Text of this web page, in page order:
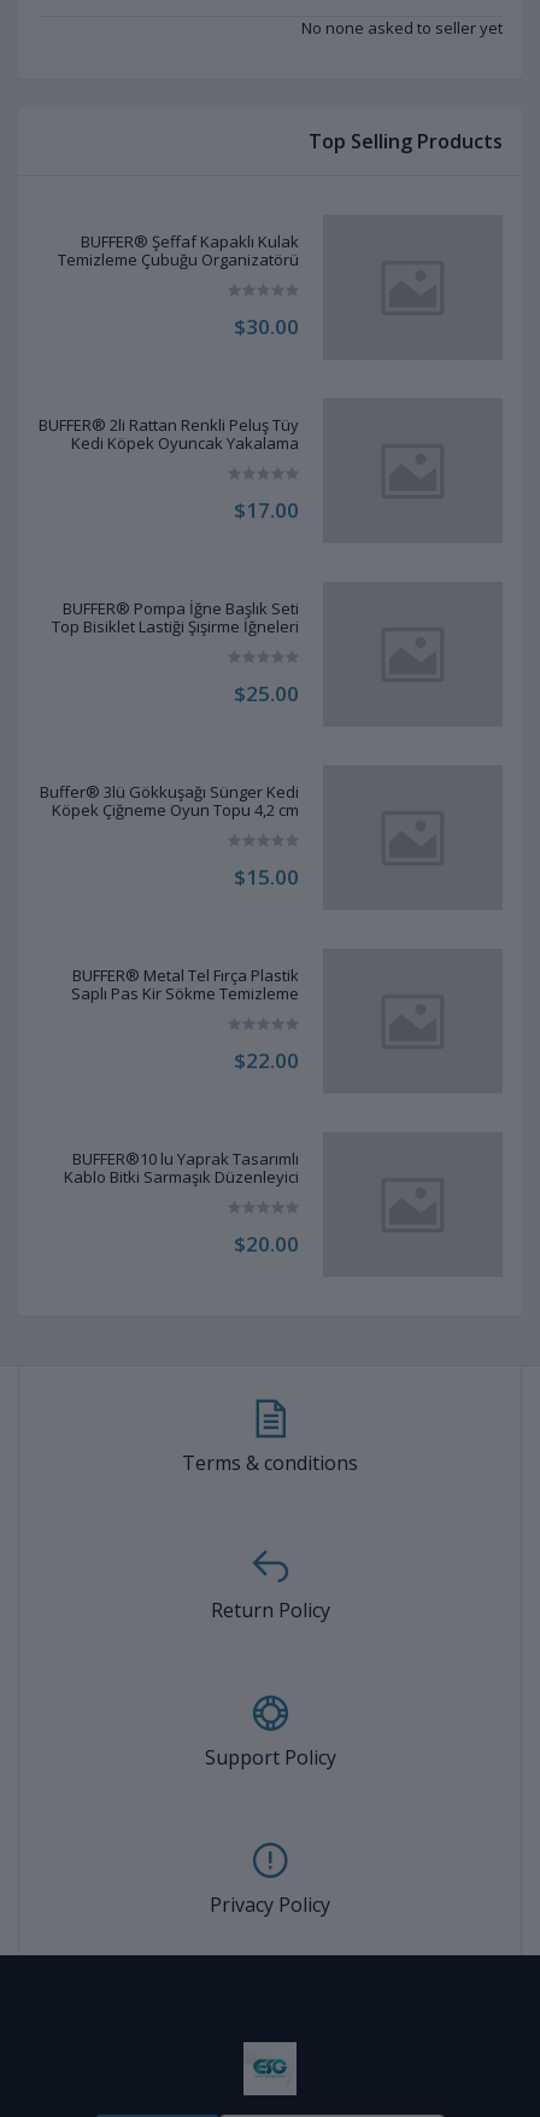
Top Selling Products
BUFFER® Şeffaf Kapaklı Kulak
Temizleme Çubuğu Organizatörü
$30.00
BUFFER® 2li Rattan Renkli Peluş Tüy
Kedi Köpek Oyuncak Yakalama
$17.00
BUFFER® Pompa İğne Başlık Seti
Top Bisiklet Lastiği Şişirme İğneleri
$25.00
Buffer® 3lü Gökkuşağı Sünger Kedi
Köpek Çiğneme Oyun Topu 4,2 cm
$15.00
BUFFER® Metal Tel Fırça Plastik
Saplı Pas Kir Sökme Temizleme
$22.00
BUFFER®10 lu Yaprak Tasarımlı
Kablo Bitki Sarmaşık Düzenleyici
$20.00
No none asked to seller yet
Terms & conditions
Return Policy
Support Policy
Privacy Policy